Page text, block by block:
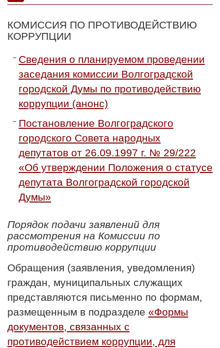
КОМИССИЯ ПО ПРОТИВОДЕЙСТВИЮ
КОРРУПЦИИ
Сведения о планируемом проведении
заседания комиссии Волгоградской
городской Думы по противодействию
коррупции (анонс)
Постановление Волгоградского
городского Совета народных
депутатов от 26.09.1997 г. № 29/222
«Об утверждении Положения о статусе
депутата Волгоградской городской
Думы»
Порядок подачи заявлений для
рассмотрения на Комиссии по
противодействию коррупции
Обращения (заявления, уведомления)
граждан, муниципальных служащих
представляются письменно по формам,
размещенным в подразделе «Формы
документов, связанных с
противодействием коррупции, для